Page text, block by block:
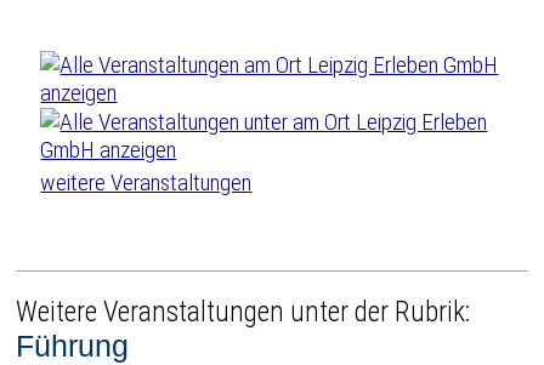
weitere Veranstaltungen
Weitere Veranstaltungen unter der Rubrik:
Führung